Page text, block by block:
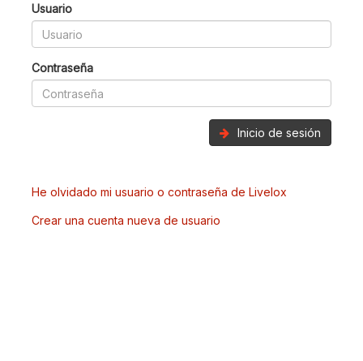
Usuario
Contraseña
Inicio de sesión
He olvidado mi usuario o contraseña de Livelox
Crear una cuenta nueva de usuario